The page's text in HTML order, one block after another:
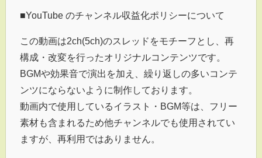
■YouTube のチャンネル収益化ポリシーについて
この動画は2ch(5ch)のスレッドをモチーフとし、再
構成・改変を行ったオリジナルコンテンツです。
BGMや効果音で演出を加え、繰り返しの多いコンテ
ンツにならないように制作しております。
動画内で使用しているイラスト・BGM等は、フリー
素材も含まれるため他チャンネルでも使用されてい
ますが、再利用ではありません。